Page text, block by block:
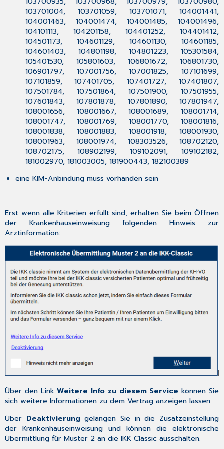
von
CGM
TURBOMED
nach
der
Installation
des
Updates
7
Das
Hilfe-
System
von
CGM TURBOMED
7.1
Hinweise
zur
Nomenklatur
Dokument
7.2
CGM TURBOMED
Gebrauchsanweisung
[F1]
7.3
CGM TURBOMED
Anwender-
Hotline
103701004, 103701059, 103701071, 104001441,
104001463, 104001474, 104001485, 104001496,
104101113, 104201158, 104401252, 104401412,
104501173, 104601129, 104601130, 104601185,
104601403, 104801198, 104801223, 105301584,
105401530, 105801603, 106801672, 106801730,
106901797, 107001756, 107001825, 107101699,
107101859, 107401705, 107401727, 107401807,
107501784, 107501864, 107501900, 107501955,
107601843, 107801878, 107801890, 107801947,
108001656, 108001667, 108001689, 108001714,
108001747, 108001769, 108001770, 108001816,
108001838, 108001883, 108001918, 108001930,
108001963, 108001974, 108303526, 108702120,
108702175, 108902199, 109102091, 109102182,
181002970, 181003005, 181900443, 182100389
eine KIM-Anbindung muss vorhanden sein
Erst wenn alle Kriterien erfüllt sind, erhalten Sie beim Öffnen
der Krankenhauseinweisung folgenden Hinweis zur
Arztinformation:
Über den LinkWeitere Info zu diesem Service können Sie
sich weitere Informationen zu dem Vertrag anzeigen lassen.
Über Deaktivierunggelangen Sie in die Zusatzeinstellung
der Krankenhauseinweisung und können die elektronische
Übermittlung für Muster 2 an die IKK Classic ausschalten.